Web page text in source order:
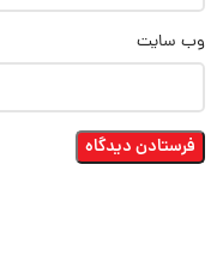
وب‌ سایت